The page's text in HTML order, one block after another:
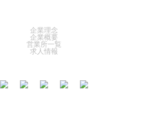
企業理念
企業概要
営業所一覧
求人情報